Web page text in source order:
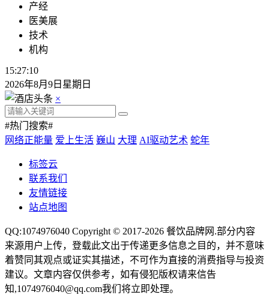
产经
医美展
技术
机构
15:27:12
2026年8月9日星期日
×
#热门搜索#
网络正能量 爱上生活 巍山 大理 AI驱动艺术 蛇年
标签云
联系我们
友情链接
站点地图
QQ:1074976040 Copyright © 2017-2026 餐饮品牌网 .部分内容
来源用户上传，登载此文出于传递更多信息之目的，并不意味
着赞同其观点或证实其描述，不可作为直接的消费指导与投资
建议。文章内容仅供参考，如有侵犯版权请来信告
知,1074976040@qq.com我们将立即处理。